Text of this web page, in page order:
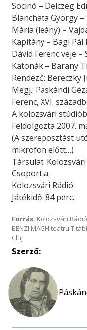
Socinó – Delczeg
Blanchata György –
Mária (leány) –
Kapitány – Bagi Pál
Dávid Ferenc veje
Katonák – Barany
Rendező: Bereczky
Megj.: Páskándi
Ferenc, XVI.
A kolozsvári
Feldolgozta 2007.
(A szereposztást
mikrofon előtt…)
Társulat:
Csoportja
Kolozsvári Rádió
Játékidő: 84 perc.
Forrás: Kolozsvári
BENZI MAGH teatru T
Cluj
Szerző: